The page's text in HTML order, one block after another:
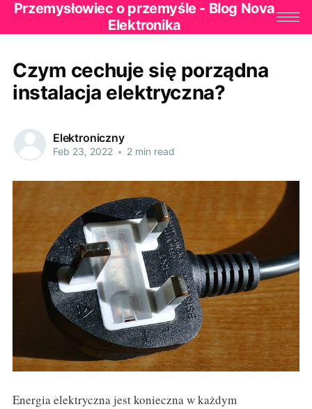
Przemysłowiec o przemyśle - Blog Nova
Elektronika
Czym cechuje się porządna
instalacja elektryczna?
Elektroniczny
Feb 23, 2022 • 2 min read
Energia elektryczna jest konieczna w każdym